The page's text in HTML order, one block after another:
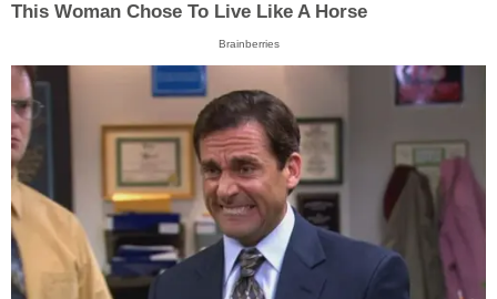
This Woman Chose To Live Like A Horse
Brainberries